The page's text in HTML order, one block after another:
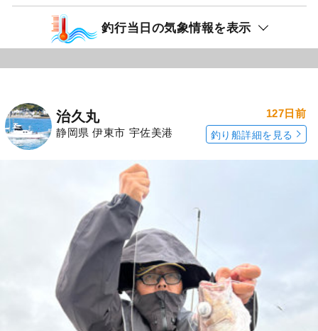
釣行当日の気象情報を表示
治久丸
静岡県 伊東市 宇佐美港
127日前
釣り船詳細を見る